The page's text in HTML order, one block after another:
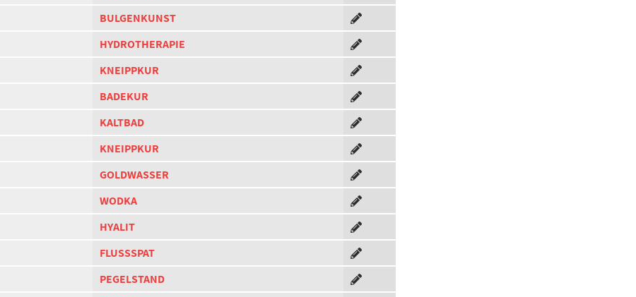
BULGENKUNST
HYDROTHERAPIE
KNEIPPKUR
BADEKUR
KALTBAD
KNEIPPKUR
GOLDWASSER
WODKA
HYALIT
FLUSSSPAT
PEGELSTAND